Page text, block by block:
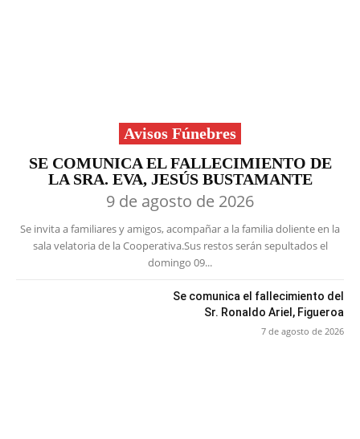
Avisos Fúnebres
SE COMUNICA EL FALLECIMIENTO DE
LA SRA. EVA, JESÚS BUSTAMANTE
9 de agosto de 2026
Se invita a familiares y amigos, acompañar a la familia doliente en la
sala velatoria de la Cooperativa.Sus restos serán sepultados el
domingo 09...
Se comunica el fallecimiento del
Sr. Ronaldo Ariel, Figueroa
7 de agosto de 2026